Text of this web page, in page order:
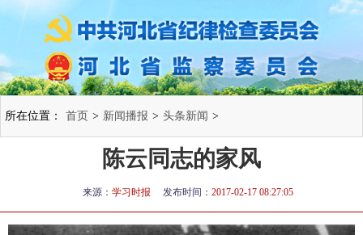
所在位置： 首页 > 新闻播报 > 头条新闻 >
陈云同志的家风
来源： 学习时报 发布时间： 2017-02-17 08:27:05